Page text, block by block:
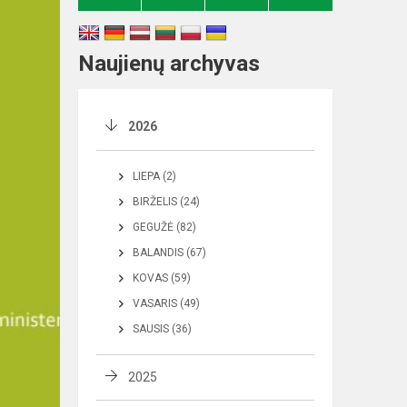
Naujienų archyvas
2026
LIEPA (2)
BIRŽELIS (24)
GEGUŽĖ (82)
BALANDIS (67)
KOVAS (59)
VASARIS (49)
SAUSIS (36)
2025